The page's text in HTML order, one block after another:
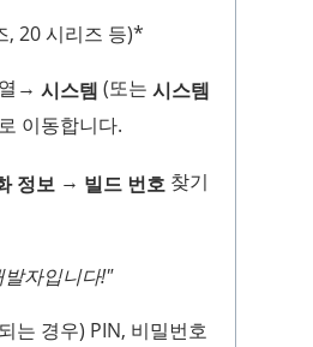
, 20 시리즈 등)*
열→ 시스템 (또는 시스템
이동합니다.
정보 → 빌드 번호 찾기
자입니다!"
는 경우) PIN, 비밀번호